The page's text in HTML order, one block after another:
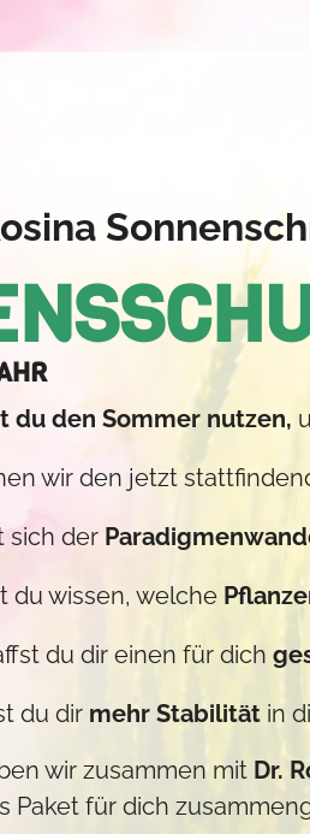
du den Sommer nutzen,
wir den jetzt
sich der
du wissen, welche
du dir einen für dich
du dir mehr Stabilität in
wir zusammen mit Dr.
Paket für dich